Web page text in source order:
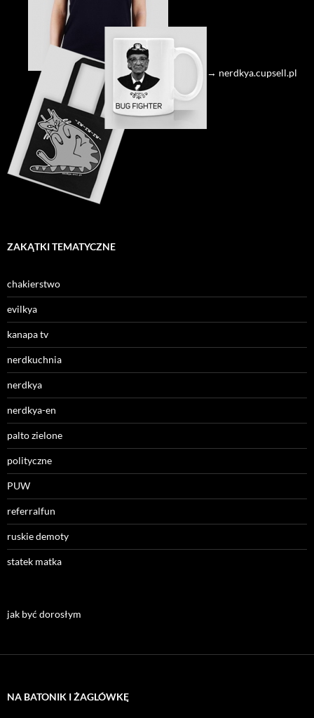
→ nerdkya.cupsell.pl
ZAKĄTKI TEMATYCZNE
chakierstwo
evilkya
kanapa tv
nerdkuchnia
nerdkya
nerdkya-en
palto zielone
polityczne
PUW
referralfun
ruskie demoty
statek matka
jak być dorosłym
NA BATONIK I ŻAGLÓWKĘ